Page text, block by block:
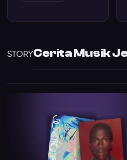
STORYCerita Musik